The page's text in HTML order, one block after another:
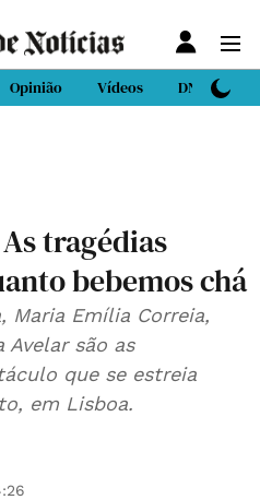
Opinião Vídeos DN Sport
tragédias
bebemos chá
Maria Emília Correia,
Avelar são as
que se estreia
em Lisboa.